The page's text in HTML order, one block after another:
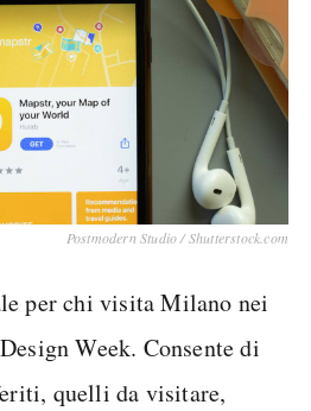
Postmodern Studio / Shutterstock.com
per chi visita Milano nei
Week. Consente di
quelli da visitare,